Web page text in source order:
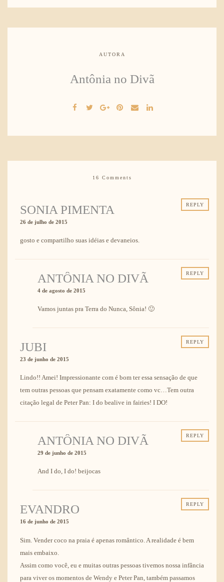
AUTORA
Antônia no Divã
16 Comments
REPLY
SONIA PIMENTA
26 de julho de 2015
gosto e compartilho suas idéias e devaneios.
REPLY
ANTÔNIA NO DIVÃ
4 de agosto de 2015
Vamos juntas pra Terra do Nunca, Sônia! 🙂
REPLY
JUBI
23 de junho de 2015
Lindo!! Amei! Impressionante com é bom ter essa sensação de que
tem outras pessoas que pensam exatamente como vc…Tem outra
citação legal de Peter Pan: I do bealive in fairies! I DO!
REPLY
ANTÔNIA NO DIVÃ
29 de junho de 2015
And I do, I do! beijocas
REPLY
EVANDRO
16 de junho de 2015
Sim. Vender coco na praia é apenas romântico. A realidade é bem
mais embaixo.
Assim como você, eu e muitas outras pessoas tivemos nossa infância
para viver os momentos de Wendy e Peter Pan, também passamos